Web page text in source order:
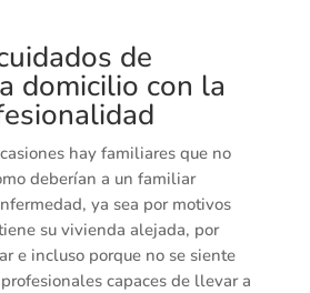
de
domicilio con la
hay familiares que no
deberían a un familiar
ya sea por motivos
su vivienda alejada, por
e incluso porque no se siente
capaces de llevar a